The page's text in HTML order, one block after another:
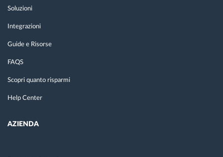
Soluzioni
Integrazioni
Guide e Risorse
FAQS
Scopri quanto risparmi
Help Center
AZIENDA